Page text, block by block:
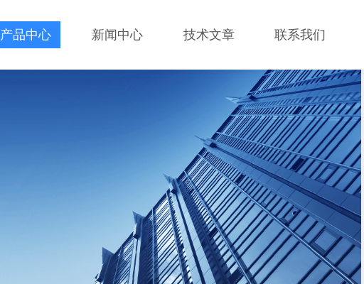
产品中心 新闻中心 技术文章 联系我们